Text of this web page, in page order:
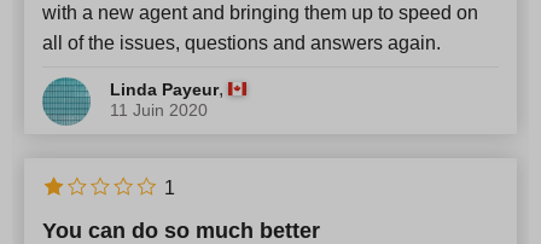
with a new agent and bringing them up to speed on
all of the issues, questions and answers again.
Linda Payeur,
11 Juin 2020
You can do so much better
1